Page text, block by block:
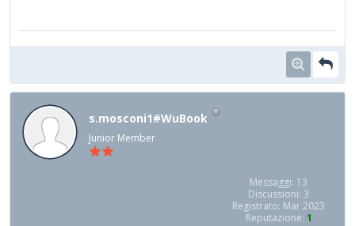
s.mosconi1#WuBook
Junior Member
Messaggi: 13
Discussioni: 3
Registrato: Mar 2023
Reputazione: 1